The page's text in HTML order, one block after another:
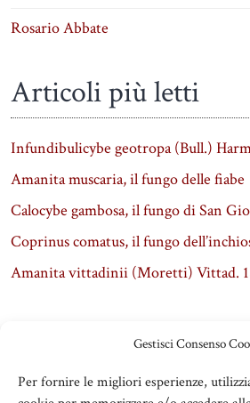
Gestisci Consenso
Per fornire le migliori esperienze,
Rosario Abbate
Articoli più letti
Infundibulicybe geotropa (Bull.)
Amanita muscaria, il fungo delle fiabe
Calocybe gambosa, il fungo di San
Coprinus comatus, il fungo
Amanita vittadinii (Moretti) Vittad.